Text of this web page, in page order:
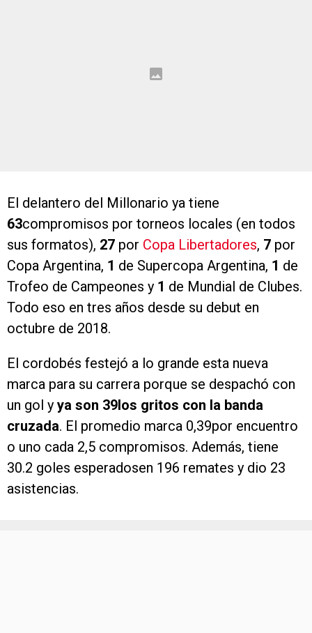
El delantero del Millonario ya tiene
63compromisos por torneos locales (en todos
sus formatos), 27 por Copa Libertadores, 7 por
Copa Argentina, 1 de Supercopa Argentina, 1 de
Trofeo de Campeones y 1 de Mundial de Clubes.
Todo eso en tres años desde su debut en
octubre de 2018.
El cordobés festejó a lo grande esta nueva
marca para su carrera porque se despachó con
un gol y ya son 39los gritos con la banda
cruzada. El promedio marca 0,39por encuentro
o uno cada 2,5 compromisos. Además, tiene
30.2 goles esperadosen 196 remates y dio 23
asistencias.